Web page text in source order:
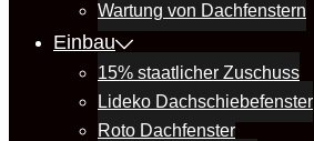
Wartung von Dachfenstern
Einbau
15% staatlicher Zuschuss
Lideko Dachschiebefenster
Roto Dachfenster